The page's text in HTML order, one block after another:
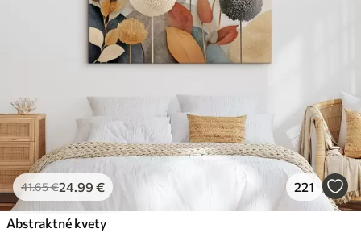
41.65€24.99 € 221
Abstraktné kvety